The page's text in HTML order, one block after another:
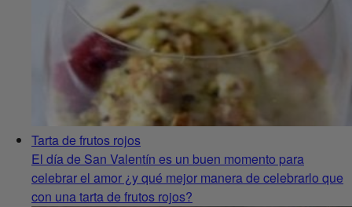
Tarta de frutos rojos
El día de San Valentín es un buen momento para
celebrar el amor ¿y qué mejor manera de celebrarlo que
con una tarta de frutos rojos?